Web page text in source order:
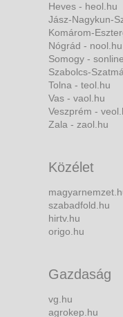
Heves - heol.hu
Jász-Nagykun-
Komárom-
Nógrád - nool.hu
Somogy -
Szabolcs-
Tolna - teol.hu
Vas - vaol.hu
Veszprém -
Zala - zaol.hu
Közélet
szabadfold.hu
hirtv.hu
origo.hu
Gazdaság
vg.hu
agrokep.hu